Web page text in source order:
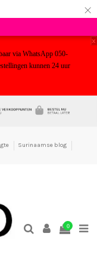
×
via WhatsApp 050-
kunnen 24 uur
x
Surinaamse blog
0